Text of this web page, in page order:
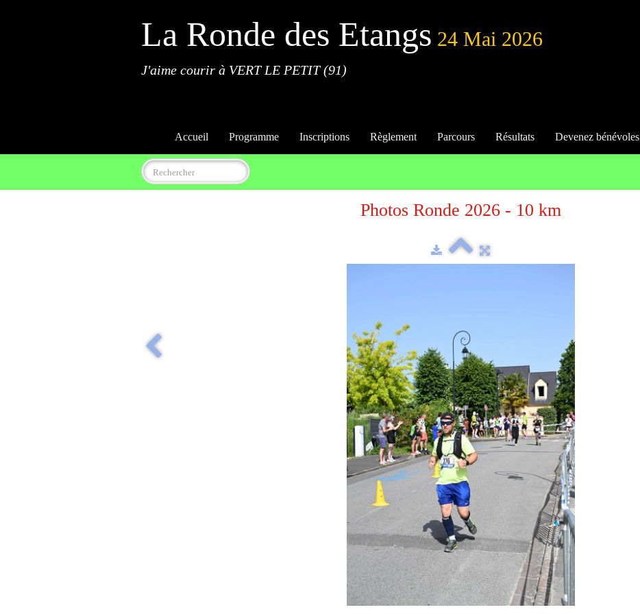
La Ronde des Etangs 24 Mai 2026
J'aime courir à VERT LE PETIT (91)
Accueil Programme Inscriptions Règlement Parcours Résultats Devenez bénévoles
Photos Ronde 2026 - 10 km